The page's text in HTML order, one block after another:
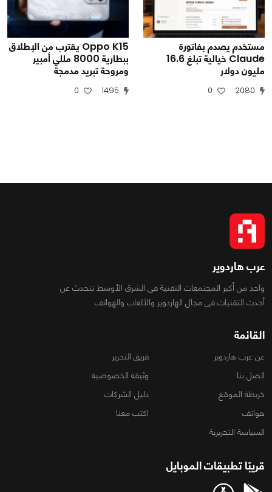
مستخدم يصدم بفاتورة
Claude خيالية تبلغ 16.6
مليون دولار
2080
0
Oppo K15 يقترب من الإطلاق
ببطارية 8000 مللي أمبير
ومروحة تبريد مدمجة
1495
0
عرب هاردوير
واحد من أكبر المجتمعات التقنية فى الشرق الأوسط تتحدث عن
أحدث التقنيات فى مجال الهاردوير والألعاب والهواتف
القائمة
عن عرب هاردوير
فريق التحرير
اتصل بنا
وثيقة الخصوصية
خريطة الموقع
دليل الشركات
هواتف
اكتب معنا
السياسة التحريرية
قريبًا تطبيقات الموبايل